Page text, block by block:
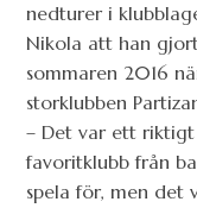
nedturer i
Nikola att han
sommaren 2016
storklubben
– Det var ett
favoritklubb från
spela för, men